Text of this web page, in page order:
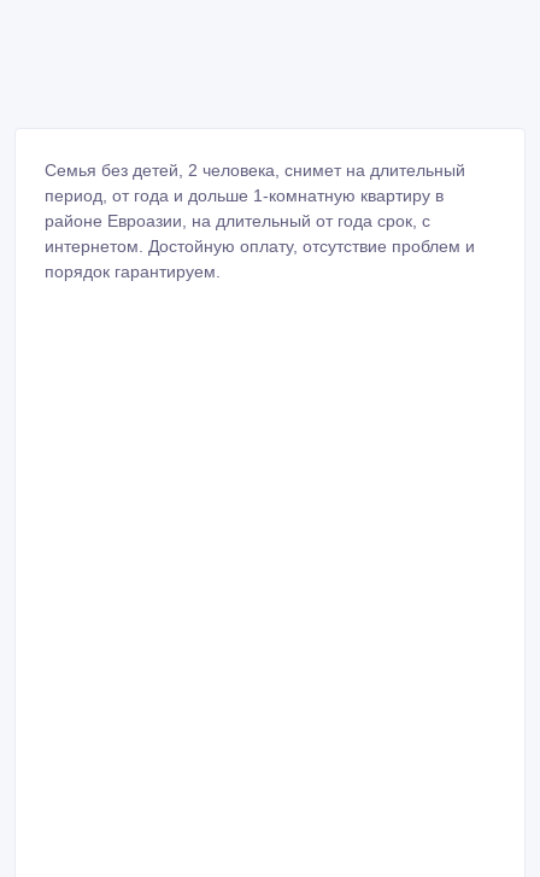
Семья без детей, 2 человека, снимет на длительный
период, от года и дольше 1-комнатную квартиру в
районе Евроазии, на длительный от года срок, с
интернетом. Достойную оплату, отсутствие проблем и
порядок гарантируем.